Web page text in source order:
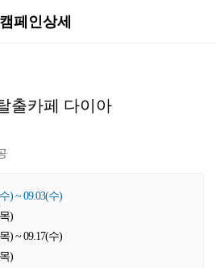
캠페인상세
출카페 다이아
) ~ 09.03(수)
)
) ~ 09.17(수)
)